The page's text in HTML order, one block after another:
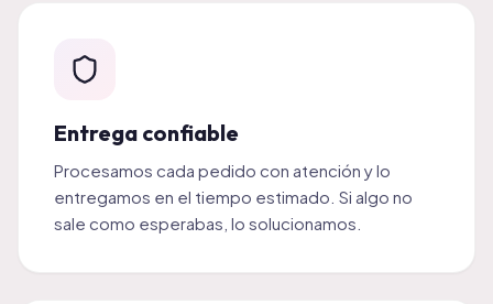
Entrega confiable
Procesamos cada pedido con atención y lo
entregamos en el tiempo estimado. Si algo no
sale como esperabas, lo solucionamos.